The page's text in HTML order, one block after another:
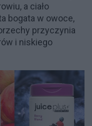
a ciało
bogata w owoce,
przyczynia
i niskiego